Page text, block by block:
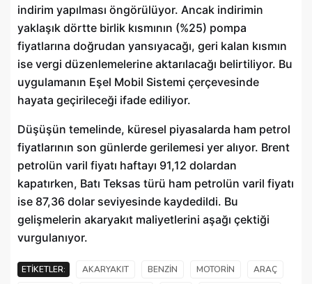
indirim yapılması öngörülüyor. Ancak indirimin
yaklaşık dörtte birlik kısmının (%25) pompa
fiyatlarına doğrudan yansıyacağı, geri kalan kısmın
ise vergi düzenlemelerine aktarılacağı belirtiliyor. Bu
uygulamanın Eşel Mobil Sistemi çerçevesinde
hayata geçirileceği ifade ediliyor.
Düşüşün temelinde, küresel piyasalarda ham petrol
fiyatlarının son günlerde gerilemesi yer alıyor. Brent
petrolün varil fiyatı haftayı 91,12 dolardan
kapatırken, Batı Teksas türü ham petrolün varil fiyatı
ise 87,36 dolar seviyesinde kaydedildi. Bu
gelişmelerin akaryakıt maliyetlerini aşağı çektiği
vurgulanıyor.
ETIKETLER: AKARYAKIT BENZIN MOTORIN
ARAÇ